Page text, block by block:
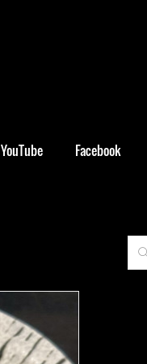
YouTube Facebook